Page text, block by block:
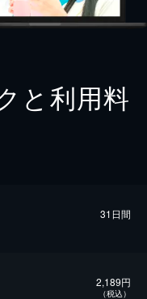
と利用料
31日間
2,189円
（税込）